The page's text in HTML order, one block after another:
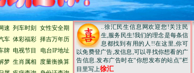
速 列车时刻
女性安全期
车 体彩福彩 择吉万年历
牌 电视节目 电台IP地址
梦 生肖属相
度量衡换算
..徐汇民生信息网欢迎您!关注民
生,服务民生!我们的理念是每条信
息都找到有用的人!!在这里,你可
以免费登广告,发信息,可以寻找你想看的广
告信息.发布广告时在“你想发布的站点”栏
目里写上徐汇